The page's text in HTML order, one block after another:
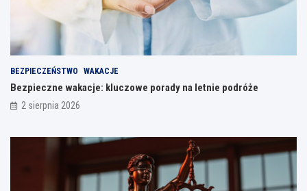
BEZPIECZEŃSTWO WAKACJE
Bezpieczne wakacje: kluczowe porady na letnie podróże
2 sierpnia 2026